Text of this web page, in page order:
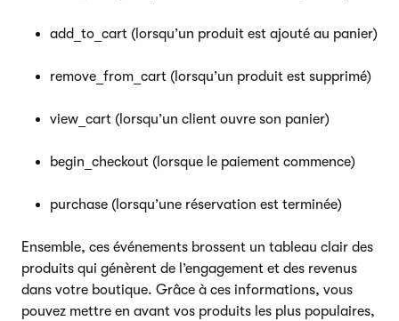
add_to_cart (lorsqu’un produit est ajouté au panier)
remove_from_cart (lorsqu’un produit est supprimé)
view_cart (lorsqu’un client ouvre son panier)
begin_checkout (lorsque le paiement commence)
purchase (lorsqu’une réservation est terminée)
Ensemble, ces événements brossent un tableau clair des
produits qui génèrent de l’engagement et des revenus
dans votre boutique. Grâce à ces informations, vous
pouvez mettre en avant vos produits les plus populaires,